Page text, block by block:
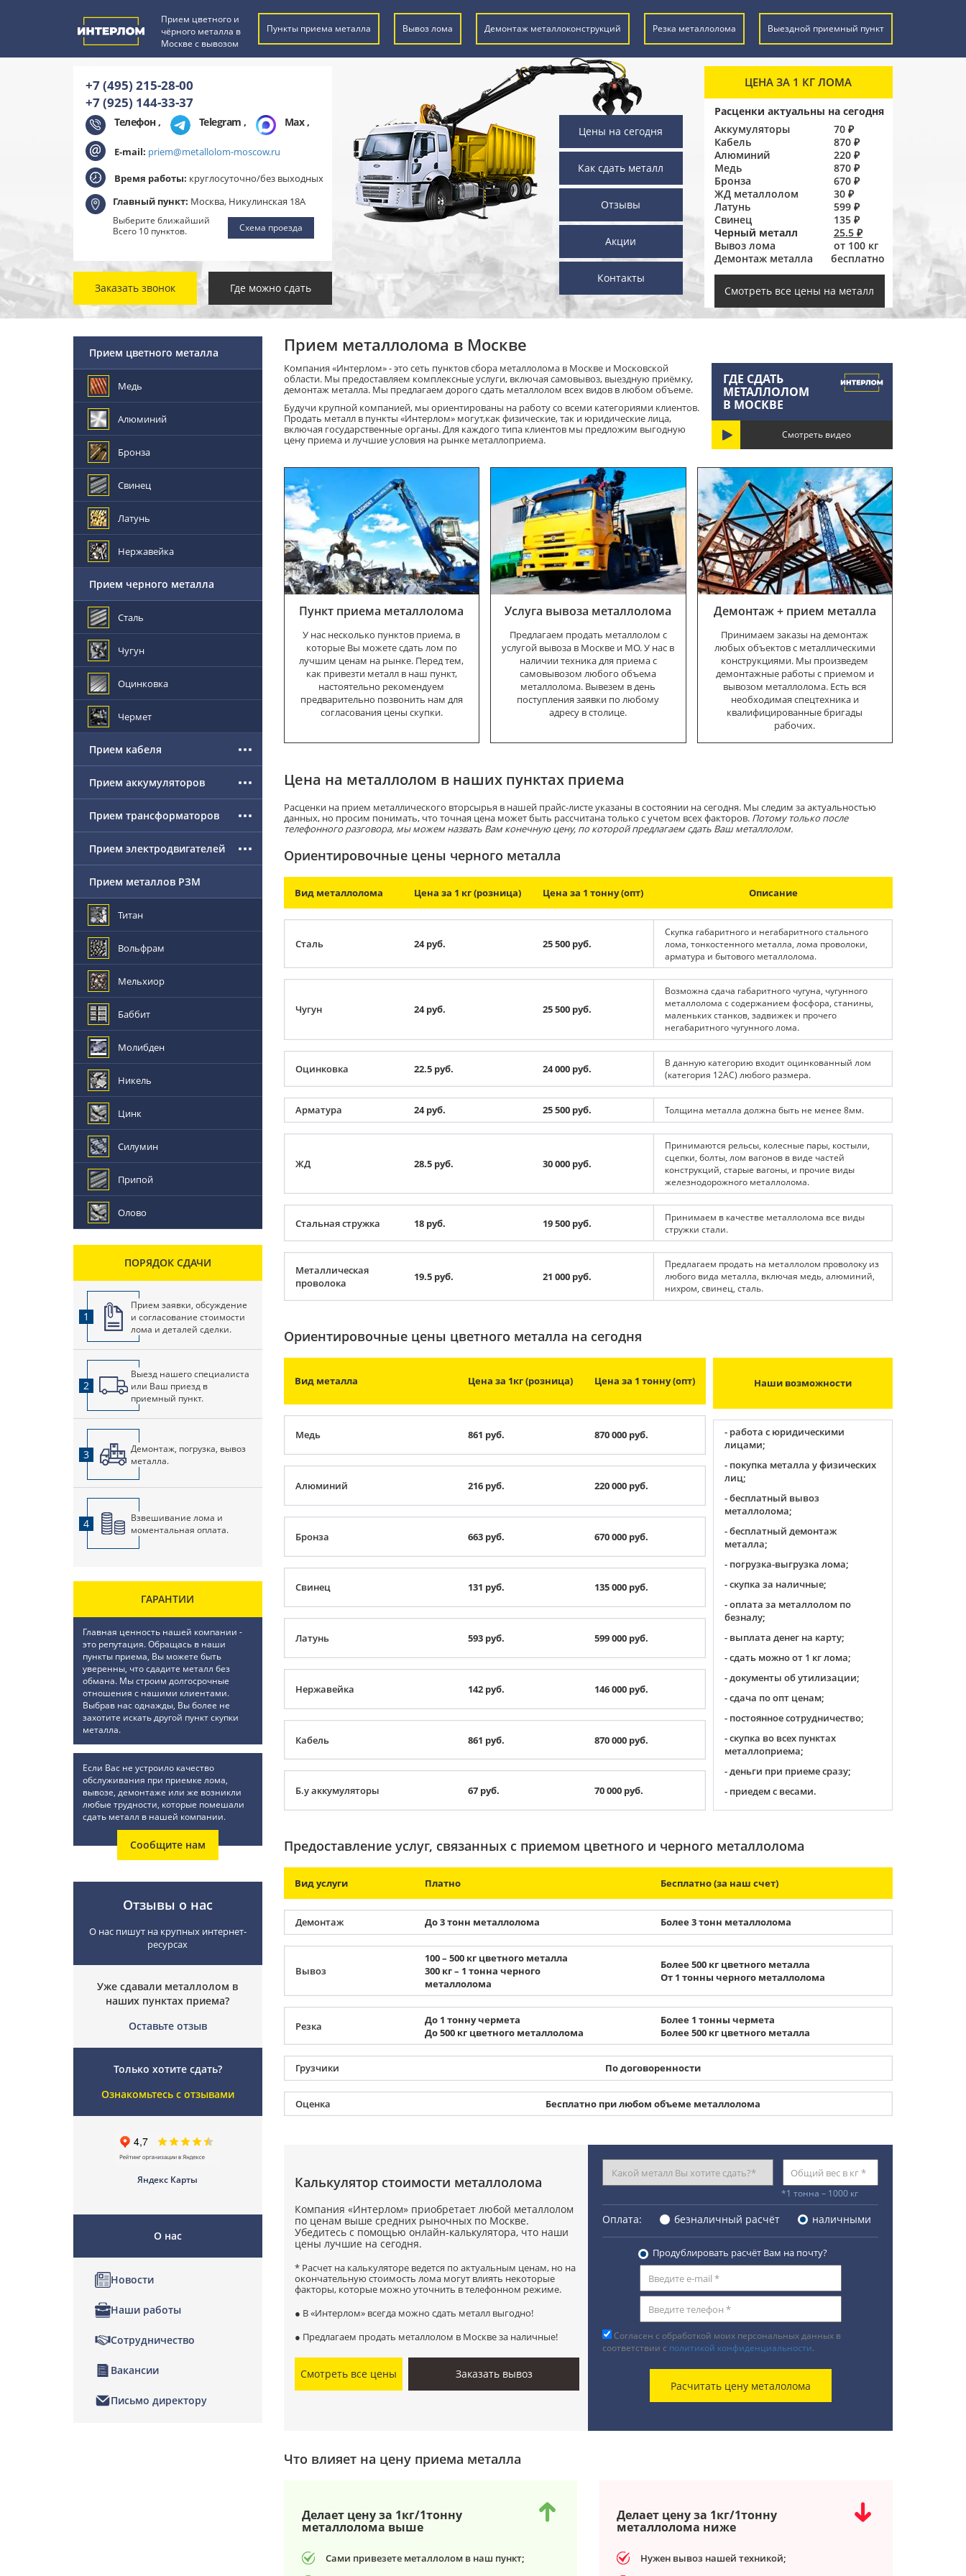
Прием цветного и
чёрного металла в
Москве с вывозом
Пункты приема металла Вывоз лома Демонтаж металлоконструкций Резка металлолома Выездной приемный пункт
+7 (495) 215-28-00
+7 (925) 144-33-37
Телефон , Telegram , Max,
E-mail: priem@metallolom-moscow.ru
Время работы: круглосуточно/без выходных
Главный пункт: Москва, Никулинская 18А
Выберите ближайший
Всего 10 пунктов.
Схема проезда
Заказать звонок Где можно сдать
ЦЕНА ЗА 1 КГ ЛОМА
Расценки актуальны на сегодня
Аккумуляторы
70 ₽
Кабель
870 ₽
Алюминий
220 ₽
Медь
870 ₽
Бронза
670 ₽
ЖД металлолом
30 ₽
Латунь
599 ₽
Свинец
135 ₽
Черный металл
25.5 ₽
Вывоз лома
от 100 кг
Демонтаж металла
бесплатно
Смотреть все цены на металл
Цены на сегодня
Как сдать металл
Отзывы
Акции
Контакты
Прием металлолома в Москве
Компания «Интерлом» - это сеть пунктов сбора металлолома в Москве и Московской
области. Мы предоставляем комплексные услуги, включая самовывоз, выездную приёмку,
демонтаж металла. Мы предлагаем дорого сдать металлолом всех видов в любом объеме.
Будучи крупной компанией, мы ориентированы на работу со всеми категориями клиентов.
Продать металл в пункты «Интерлом» могут,как физические, так и юридические лица,
включая государственные органы. Для каждого типа клиентов мы предложим выгодную
цену приема и лучшие условия на рынке металлоприема.
ГДЕ СДАТЬ
МЕТАЛЛОЛОМ
В МОСКВЕ
Смотреть видео
Пункт приема металлолома
У нас несколько пунктов приема, в
которые Вы можете сдать лом по
лучшим ценам на рынке. Перед тем,
как привезти металл в наш пункт,
настоятельно рекомендуем
предварительно позвонить нам для
согласования цены скупки.
Услуга вывоза металлолома
Предлагаем продать металлолом с
услугой вывоза в Москве и МО. У нас в
наличии техника для приема с
самовывозом любого объема
металлолома. Вывезем в день
поступления заявки по любому
адресу в столице.
Демонтаж + прием металла
Принимаем заказы на демонтаж
любых объектов с металлическими
конструкциями. Мы произведем
демонтажные работы с приемом и
вывозом металлолома. Есть вся
необходимая спецтехника и
квалифицированные бригады
рабочих.
Цена на металлолом в наших пунктах приема
Расценки на прием металлического вторсырья в нашей прайс-листе указаны в состоянии на сегодня. Мы следим за актуальностью
данных, но просим понимать, что точная цена может быть рассчитана только с учетом всех факторов. Потому только после
телефонного разговора, мы можем назвать Вам конечную цену, по которой предлагаем сдать Ваш металлолом.
Ориентировочные цены черного металла
Вид металлолома Цена за 1 кг (розница) Цена за 1 тонну (опт) Описание
Сталь 24 руб. 25 500 руб.
Скупка габаритного и негабаритного стального
лома, тонкостенного металла, лома проволоки,
арматура и бытового металлолома.
Чугун 24 руб. 25 500 руб.
Возможна сдача габаритного чугуна, чугунного
металлолома с содержанием фосфора, станины,
маленьких станков, задвижек и прочего
негабаритного чугунного лома.
Оцинковка 22.5 руб. 24 000 руб.
В данную категорию входит оцинкованный лом
(категория 12АС) любого размера.
Арматура 24 руб. 25 500 руб. Толщина металла должна быть не менее 8мм.
ЖД 28.5 руб. 30 000 руб.
Принимаются рельсы, колесные пары, костыли,
сцепки, болты, лом вагонов в виде частей
конструкций, старые вагоны, и прочие виды
железнодорожного металлолома.
Стальная стружка 18 руб. 19 500 руб.
Принимаем в качестве металлолома все виды
стружки стали.
Металлическая
проволока
19.5 руб. 21 000 руб.
Предлагаем продать на металлолом проволоку из
любого вида металла, включая медь, алюминий,
нихром, свинец, сталь.
Ориентировочные цены цветного металла на сегодня
Вид металла Цена за 1кг (розница) Цена за 1 тонну (опт)
Медь 861 руб. 870 000 руб.
Алюминий 216 руб. 220 000 руб.
Бронза 663 руб. 670 000 руб.
Свинец 131 руб. 135 000 руб.
Латунь 593 руб. 599 000 руб.
Нержавейка 142 руб. 146 000 руб.
Кабель 861 руб. 870 000 руб.
Б.у аккумуляторы 67 руб. 70 000 руб.
Наши возможности
- работа с юридическими
лицами;
- покупка металла у физических
лиц;
- бесплатный вывоз
металлолома;
- бесплатный демонтаж
металла;
- погрузка-выгрузка лома;
- скупка за наличные;
- оплата за металлолом по
безналу;
- выплата денег на карту;
- сдать можно от 1 кг лома;
- документы об утилизации;
- сдача по опт ценам;
- постоянное сотрудничество;
- скупка во всех пунктах
металлоприема;
- деньги при приеме сразу;
- приедем с весами.
Предоставление услуг, связанных с приемом цветного и черного металлолома
Вид услуги Платно Бесплатно (за наш счет)
Демонтаж До 3 тонн металлолома Более 3 тонн металлолома
Вывоз
100 – 500 кг цветного металла
300 кг – 1 тонна черного
металлолома
Более 500 кг цветного металла
От 1 тонны черного металлолома
Резка
До 1 тонну чермета
До 500 кг цветного металлолома
Более 1 тонны чермета
Более 500 кг цветного металла
Грузчики По договоренности
Оценка Бесплатно при любом объеме металлолома
Калькулятор стоимости металлолома
Компания «Интерлом» приобретает любой металлолом
по ценам выше средних рыночных по Москве.
Убедитесь с помощью онлайн-калькулятора, что наши
цены лучшие на сегодня.
* Расчет на калькуляторе ведется по актуальным ценам, но на
окончательную стоимость лома могут влиять некоторые
факторы, которые можно уточнить в телефонном режиме.
● В «Интерлом» всегда можно сдать металл выгодно!
● Предлагаем продать металлолом в Москве за наличные!
Смотреть все цены Заказать вывоз
*1 тонна – 1000 кг
Оплата: безналичный расчёт наличными
Продублировать расчёт Вам на почту?
Согласен с обработкой моих персональных данных в
соответствии с политикой конфиденциальности.
Что влияет на цену приема металла
Делает цену за 1кг/1тонну
металлолома выше
Сами привезете металлолом в наш пункт;
Делает цену за 1кг/1тонну
металлолома ниже
Нужен вывоз нашей техникой;
Прием цветного металла
Медь
Алюминий
Бронза
Свинец
Латунь
Нержавейка
Прием черного металла
Сталь
Чугун
Оцинковка
Чермет
Прием кабеля
Прием аккумуляторов
Прием трансформаторов
Прием электродвигателей
Прием металлов РЗМ
Титан
Вольфрам
Мельхиор
Баббит
Молибден
Никель
Цинк
Силумин
Припой
Олово
ПОРЯДОК СДАЧИ
1
Прием заявки, обсуждение
и согласование стоимости
лома и деталей сделки.
2
Выезд нашего специалиста
или Ваш приезд в
приемный пункт.
3
Демонтаж, погрузка, вывоз
металла.
4
Взвешивание лома и
моментальная оплата.
ГАРАНТИИ
Главная ценность нашей компании -
это репутация. Обращась в наши
пункты приема, Вы можете быть
уверенны, что сдадите металл без
обмана. Мы строим долгосрочные
отношения с нашими клиентами.
Выбрав нас однажды, Вы более не
захотите искать другой пункт скупки
металла.
Если Вас не устроило качество
обслуживания при приемке лома,
вывозе, демонтаже или же возникли
любые трудности, которые помешали
сдать металл в нашей компании.
Сообщите нам
Отзывы о нас
О нас пишут на крупных интернет-
ресурсах
Уже сдавали металлолом в
наших пунктах приема?
Оставьте отзыв
Только хотите сдать?
Ознакомьтесь с отзывами
Яндекс Карты
О нас
Новости
Наши работы
Сотрудничество
Вакансии
Письмо директору